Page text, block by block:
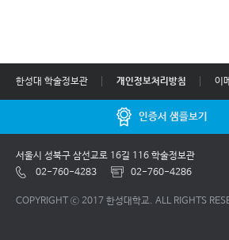
한성대 학술정보관 개인정보처리방침 이
인증서 샘플보기
서울시 성북구 삼선교로 16길 116 학술정보관
02-760-4283
02-760-4286
COPYRIGHT ⓒ 2017 한성대학교. ALL RIGHTS